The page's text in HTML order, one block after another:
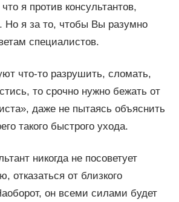
я против консультантов,
Но я за то, чтобы Вы разумно
специалистов.
что-то разрушить, сломать,
то срочно нужно бежать от
даже не пытаясь объяснить
такого быстрого ухода.
никогда не посоветует
отказаться от близкого
он всеми силами будет